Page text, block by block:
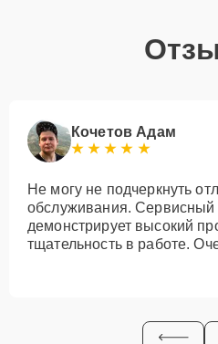
Кочетов Адам
Не могу не подчеркнуть
обслуживания. Сервисный
демонстрирует высокий
тщательность в работе.